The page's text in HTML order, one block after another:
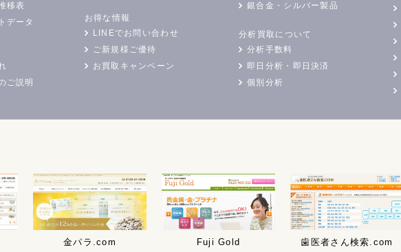
移表
データ
ご説明
お得な情報
LINEでお問い合わせ
ご新規様ご優待
お買取キャンペーン
銀合金・シルバー製品
分析買取について
分析手数料
即日分析・即日決済
個別分析
金パラ.com Fuji Gold 歯医者さん検索.com